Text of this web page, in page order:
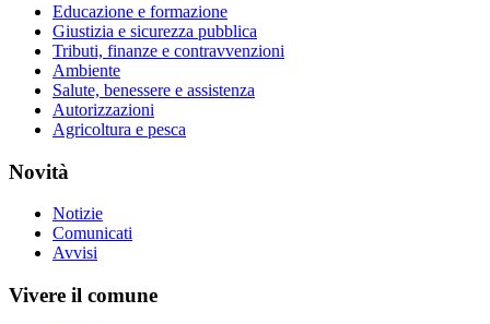
Educazione e formazione
Giustizia e sicurezza pubblica
Tributi, finanze e contravvenzioni
Ambiente
Salute, benessere e assistenza
Autorizzazioni
Agricoltura e pesca
Novità
Notizie
Comunicati
Avvisi
Vivere il comune